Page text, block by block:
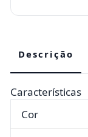
Descrição
Características
Cor